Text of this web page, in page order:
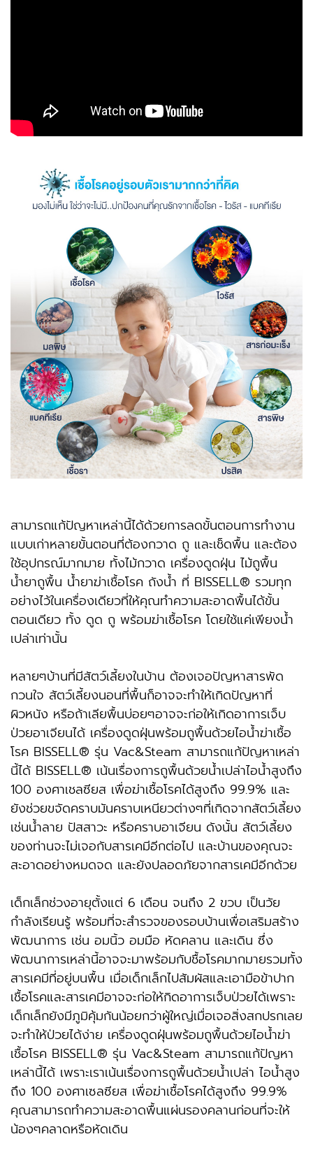
สามารถแก้ปัญหาเหล่านี้ได้ด้วยการลดขั้นตอนการทำงาน
แบบเก่าหลายขั้นตอนที่ต้องกวาด ถู และเช็ดพื้น และต้อง
ใช้อุปกรณ์มากมาย ทั้งไม้กวาด เครื่องดูดฝุ่น ไม้ถูพื้น
น้ำยาถูพื้น น้ำยาฆ่าเชื้อโรค ถังน้ำ ที่ BISSELL® รวมทุก
อย่างไว้ในเครื่องเดียวที่ให้คุณทำความสะอาดพื้นได้ขั้น
ตอนเดียว ทั้ง ดูด ถู พร้อมฆ่าเชื้อโรค โดยใช้แค่เพียงน้ำ
เปล่าเท่านั้น
หลายๆบ้านที่มีสัตว์เลี้ยงในบ้าน ต้องเจอปัญหาสารพัด
กวนใจ สัตว์เลี้ยงนอนที่พื้นก็อาจจะทำให้เกิดปัญหาที่
ผิวหนัง หรือถ้าเลียพื้นบ่อยๆอาจจะก่อให้เกิดอาการเจ็บ
ป่วยอาเจียนได้ เครื่องดูดฝุ่นพร้อมถูพื้นด้วยไอน้ำฆ่าเชื้อ
โรค BISSELL® รุ่น Vac&Steam สามารถแก้ปัญหาเหล่า
นี้ได้ BISSELL® เน้นเรื่องการถูพื้นด้วยน้ำเปล่าไอน้ำสูงถึง
100 องศาเชลซียส เพื่อฆ่าเชื้อโรคได้สูงถึง 99.9% และ
ยังช่วยขจัดคราบมันคราบเหนียวต่างๆที่เกิดจากสัตว์เลี้ยง
เช่นน้ำลาย ปัสสาวะ หรือคราบอาเจียน ดังนั้น สัตว์เลี้ยง
ของท่านจะไม่เจอกับสารเคมีอีกต่อไป และบ้านของคุณจะ
สะอาดอย่างหมดจด และยังปลอดภัยจากสารเคมีอีกด้วย
เด็กเล็กช่วงอายุตั้งแต่ 6 เดือน จนถึง 2 ขวบ เป็นวัย
กำลังเรียนรู้ พร้อมที่จะสำรวจของรอบบ้านเพื่อเสริมสร้าง
พัฒนาการ เช่น อมนิ้ว อมมือ หัดคลาน และเดิน ซึ่ง
พัฒนาการเหล่านี้อาจจะมาพร้อมกับชื้อโรคมากมายรวมทั้ง
สารเคมีที่อยู่บนพื้น เมื่อเด็กเล็กไปสัมผัสและเอามือข้าปาก
เชื้อโรคและสารเคมีอาจจะก่อให้กิดอาการเจ็บป่วยได้เพราะ
เด็กเล็กยังมีภูมิคุ้มกันน้อยกว่าผู้ใหญ่เมื่อเจอสิ่งสกปรกเลย
จะทำให้ป่วยได้ง่าย เครื่องดูดฝุ่นพร้อมถูพื้นด้วยไอน้ำฆ่า
เชื้อโรค BISSELL® รุ่น Vac&Steam สามารถแก้ปัญหา
เหล่านี้ได้ เพราะเราเน้นเรื่องการถูพื้นด้วยน้ำเปล่า ไอน้ำสูง
ถึง 100 องศาเซลซียส เพื่อฆ่าเชื้อโรคได้สูงถึง 99.9%
คุณสามารถทำความสะอาดพื้นแผ่นรองคลานก่อนที่จะให้
น้องๆคลาดหรือหัดเดิน